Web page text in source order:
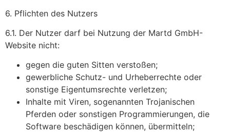
6. Pflichten des Nutzers
6.1. Der Nutzer darf bei Nutzung der Martd GmbH-
Website nicht:
gegen die guten Sitten verstoßen;
gewerbliche Schutz- und Urheberrechte oder
sonstige Eigentumsrechte verletzen;
Inhalte mit Viren, sogenannten Trojanischen
Pferden oder sonstigen Programmierungen, die
Software beschädigen können, übermitteln;